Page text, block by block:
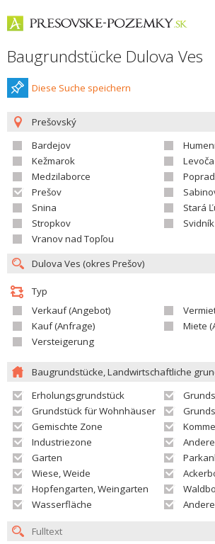
Baugrundstücke Dulova Ves
Diese Suche speichern
Prešovský
Bardejov
Kežmarok
Levoča
Medzilaborce
Poprad
Prešov
Snina
Stará
Stropkov
Svidník
Vranov nad Topľou
Typ
Verkauf (Angebot)
Kauf (Anfrage)
Miete
Versteigerung
Baugrundstücke, Landwirtschaftliche
Erholungsgrundstück
Grundstück für Wohnhäuser
Gemischte Zone
Industriezone
Garten
Wiese, Weide
Hopfengarten, Weingarten
Wasserfläche
Anderes